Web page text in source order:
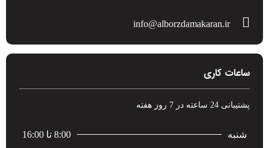
info@alborzdamakaran.ir
ساعات کاری
پشتیبانی 24 ساعته در 7 روز هفته
شنبه 8:00 تا 16:00